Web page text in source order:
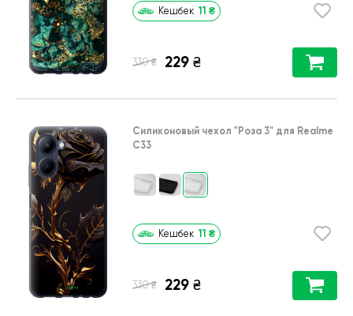
Кешбек 11 ₴
330 ₴ 229 ₴
Силиконовый чехол "Роза 3" для Realme
C33
Кешбек 11 ₴
330 ₴ 229 ₴